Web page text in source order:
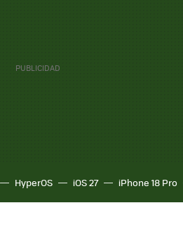
HyperOS iOS 27 iPhone 18 Pro